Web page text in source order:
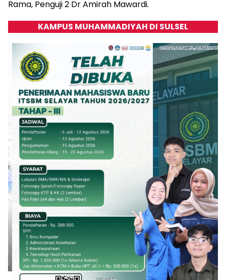
Rama, Penguji 2 Dr Amirah Mawardi.
KAMPUS MUHAMMADIYAH DI SULSEL